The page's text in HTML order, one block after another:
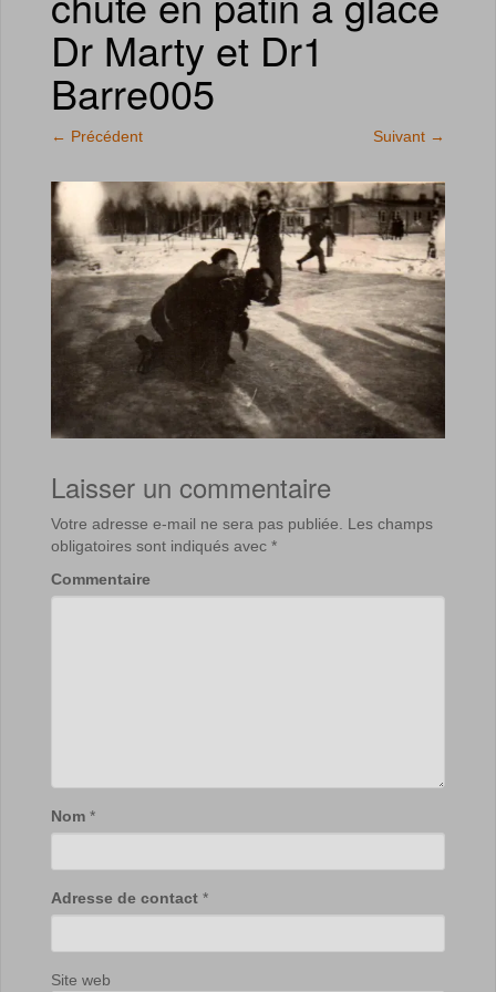
Dr Marty et Dr1
Barre005
← Précédent Suivant →
Laisser un commentaire
Votre adresse e-mail ne sera pas publiée.
Les champs
obligatoires sont indiqués avec *
Commentaire
Nom *
Adresse de contact *
Site web